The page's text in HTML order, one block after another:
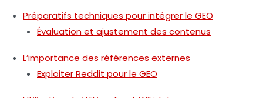
Préparatifs techniques pour intégrer le GEO
Évaluation et ajustement des contenus
L’importance des références externes
Exploiter Reddit pour le GEO